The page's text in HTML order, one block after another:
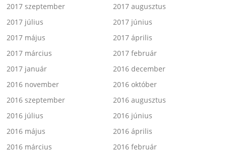
2017 szeptember
2017 augusztus
2017 július
2017 június
2017 május
2017 április
2017 március
2017 február
2017 január
2016 december
2016 november
2016 október
2016 szeptember
2016 augusztus
2016 július
2016 június
2016 május
2016 április
2016 március
2016 február